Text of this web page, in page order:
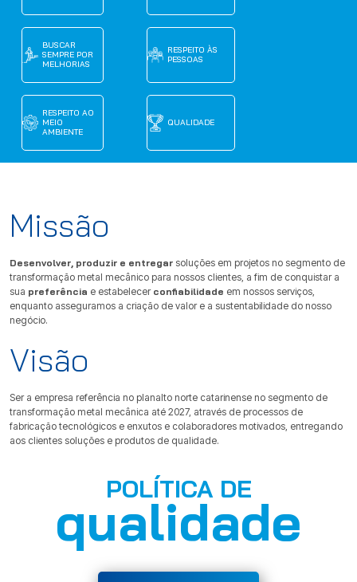
BUSCAR
SEMPRE POR
MELHORIAS
RESPEITO AO
MEIO
AMBIENTE
RESPEITO ÀS
PESSOAS
QUALIDADE
Missão
Desenvolver, produzir e entregar soluções em projetos no segmento de
transformação metal mecânico para nossos clientes, a fim de conquistar a
sua preferência e estabelecer confiabilidade em nossos serviços,
enquanto asseguramos a criação de valor e a sustentabilidade do nosso
negócio.
Visão
Ser a empresa referência no planalto norte catarinense no segmento de
transformação metal mecânica até 2027, através de processos de
fabricação tecnológicos e enxutos e colaboradores motivados, entregando
aos clientes soluções e produtos de qualidade.
POLÍTICA DE
qualidade